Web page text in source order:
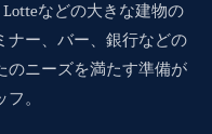
などの大きな建物の
ナー、バー、銀行などの
のニーズを満たす準備が
。